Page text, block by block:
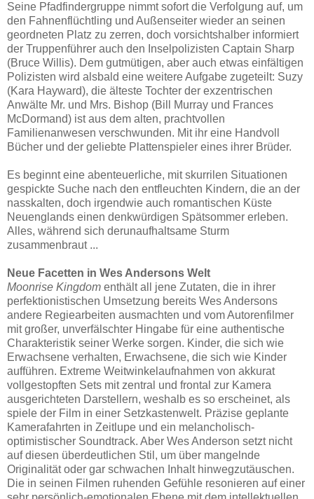
Seine Pfadfindergruppe nimmt sofort die Verfolgung auf, um
den Fahnenflüchtling und Außenseiter wieder an seinen
geordneten Platz zu zerren, doch vorsichtshalber informiert
der Truppenführer auch den Inselpolizisten Captain Sharp
(Bruce Willis). Dem gutmütigen, aber auch etwas einfältigen
Polizisten wird alsbald eine weitere Aufgabe zugeteilt: Suzy
(Kara Hayward), die älteste Tochter der exzentrischen
Anwälte Mr. und Mrs. Bishop (Bill Murray und Frances
McDormand) ist aus dem alten, prachtvollen
Familienanwesen verschwunden. Mit ihr eine Handvoll
Bücher und der geliebte Plattenspieler eines ihrer Brüder.
Es beginnt eine abenteuerliche, mit skurrilen Situationen
gespickte Suche nach den entfleuchten Kindern, die an der
nasskalten, doch irgendwie auch romantischen Küste
Neuenglands einen denkwürdigen Spätsommer erleben.
Alles, während sich derunaufhaltsame Sturm
zusammenbraut ...
Neue Facetten in Wes Andersons Welt
Moonrise Kingdom enthält all jene Zutaten, die in ihrer
perfektionistischen Umsetzung bereits Wes Andersons
andere Regiearbeiten ausmachten und vom Autorenfilmer
mit großer, unverfälschter Hingabe für eine authentische
Charakteristik seiner Werke sorgen. Kinder, die sich wie
Erwachsene verhalten, Erwachsene, die sich wie Kinder
aufführen. Extreme Weitwinkelaufnahmen von akkurat
vollgestopften Sets mit zentral und frontal zur Kamera
ausgerichteten Darstellern, weshalb es so erscheinet, als
spiele der Film in einer Setzkastenwelt. Präzise geplante
Kamerafahrten in Zeitlupe und ein melancholisch-
optimistischer Soundtrack. Aber Wes Anderson setzt nicht
auf diesen überdeutlichen Stil, um über mangelnde
Originalität oder gar schwachen Inhalt hinwegzutäuschen.
Die in seinen Filmen ruhenden Gefühle resonieren auf einer